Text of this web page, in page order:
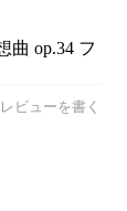
曲 op.34 フ
レビューを書く